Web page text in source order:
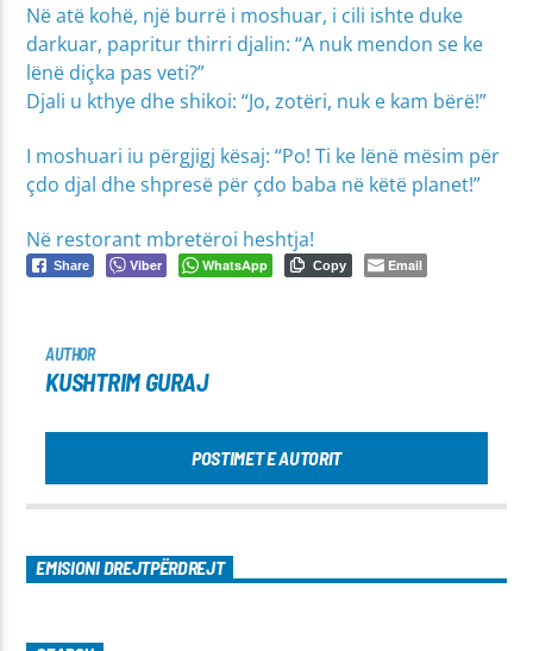
Në atë kohë, një burrë i moshuar, i cili ishte duke
darkuar, papritur thirri djalin: “A nuk mendon se ke
lënë diçka pas veti?”
Djali u kthye dhe shikoi: “Jo, zotëri, nuk e kam bërë!”
I moshuari iu përgjigj kësaj: “Po! Ti ke lënë mësim për
çdo djal dhe shpresë për çdo baba në këtë planet!”
Në restorant mbretëroi heshtja!
Share Viber WhatsApp Copy Email
AUTHOR
KUSHTRIM GURAJ
POSTIMET E AUTORIT
EMISIONI DREJTPËRDREJT